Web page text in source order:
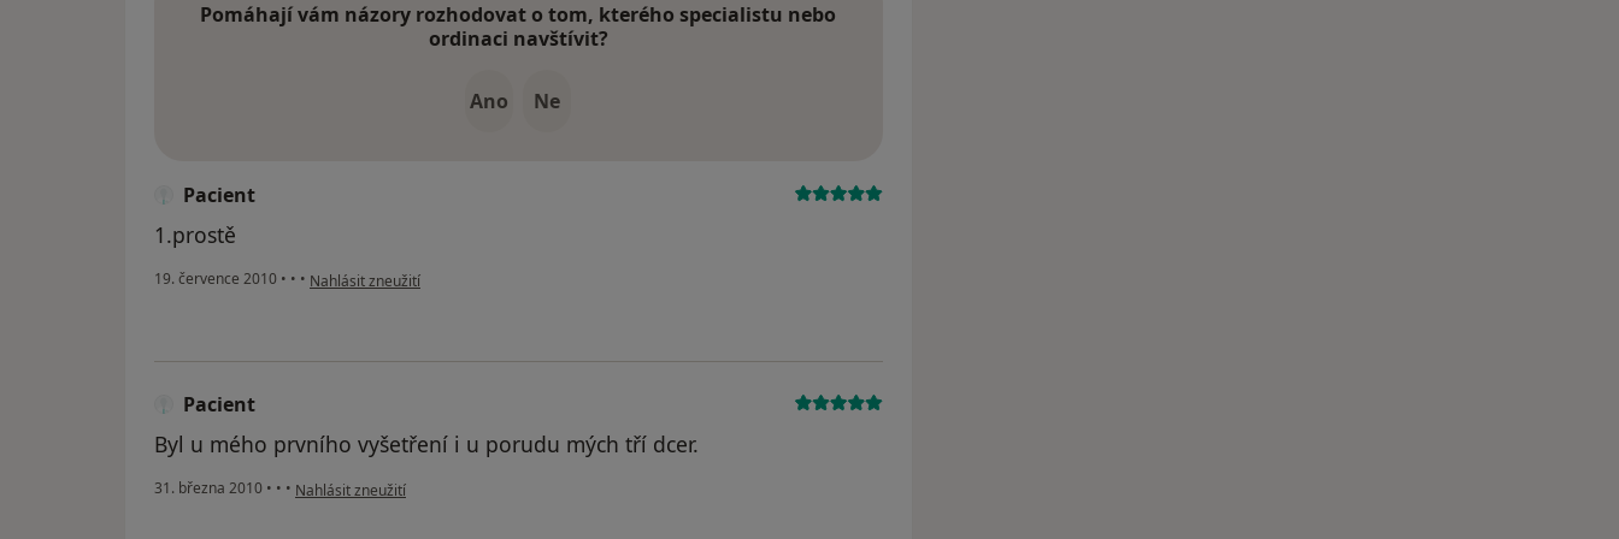
Pomáhají vám názory rozhodovat o tom, kterého specialistu nebo
ordinaci navštívit?
Ano Ne
Pacient
1.prostě
19. července 2010 • • • podle názoru uživatele Pacient
Nahlásit zneužití
Pacient
Byl u mého prvního vyšetření i u porudu mých tří dcer.
31. března 2010 • • • podle názoru uživatele Pacient
Nahlásit zneužití